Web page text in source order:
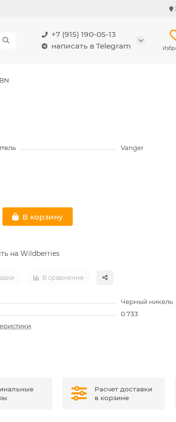
+7 (915) 190-05-13
написать в Telegram
Vanger
В корзину
на Wildberries
В сравнение
Черный никель
0.733
Расчет доставки
в корзине